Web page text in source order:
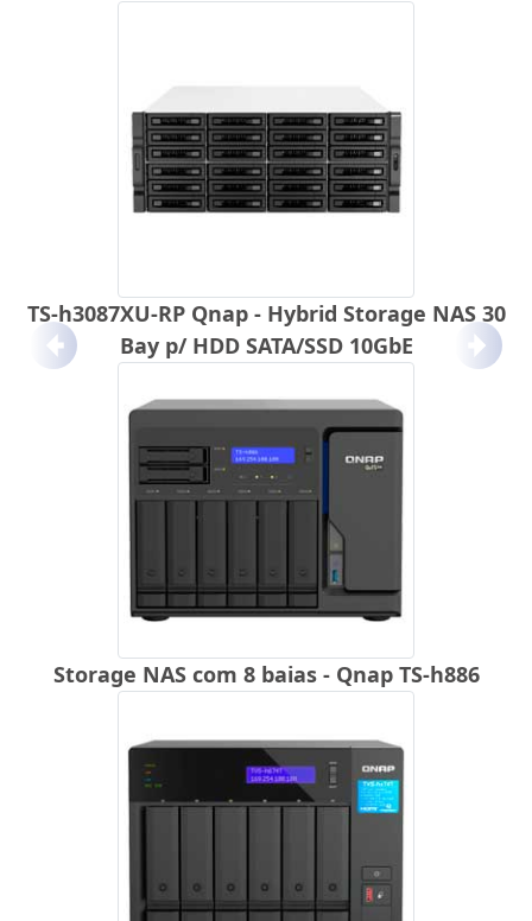
TS-h3087XU-RP Qnap - Hybrid Storage NAS 30
Bay p/ HDD SATA/SSD 10GbE
Storage NAS com 8 baias - Qnap TS-h886
Anterior